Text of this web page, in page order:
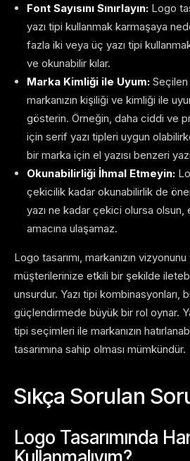
Font Sayısını Sınırlayın: Logo
yazı tipi kullanmak karmaşaya
fazla iki veya üç yazı tipi
ve okunabilir kılar.
Marka Kimliği ile Uyum: Seçilen
markanızın kişiliği ve kimliği ile
gösterin. Örneğin, daha ciddi ve
için serif yazı tipleri uygun
bir marka için el yazısı benzeri
Okunabilirliği İhmal Etmeyin:
çekicilik kadar okunabilirlik de
yazı ne kadar çekici olursa
amacına ulaşamaz.
Logo tasarımı, markanızın
müşterilerinize etkili bir şekilde
unsurdur. Yazı tipi kombinasyonları,
güçlendirmede büyük bir rol oynar.
tipi seçimleri ile markanızın
tasarımına sahip olması mümkündür.
Sıkça Sorulan
Logo Tasarımında